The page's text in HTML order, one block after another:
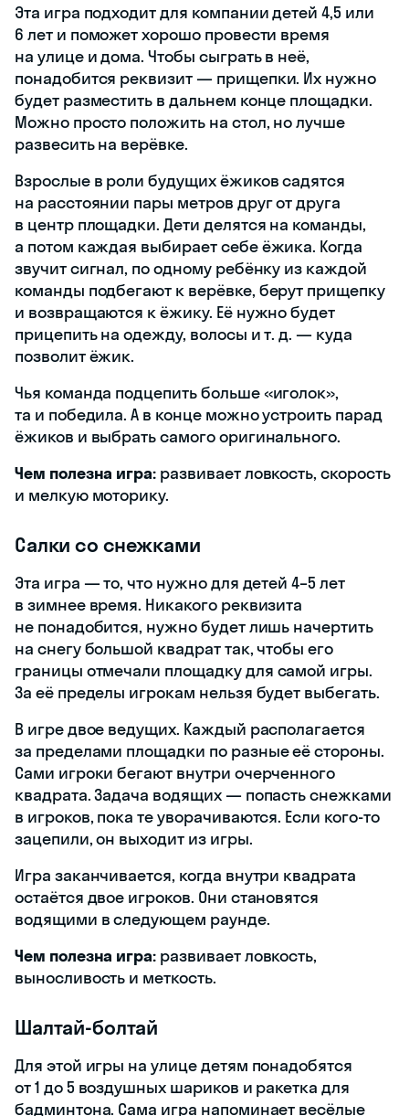
Эта игра подходит для компании детей 4,5 или
6 лет и поможет хорошо провести время
на улице и дома. Чтобы сыграть в неё,
понадобится реквизит — прищепки. Их нужно
будет разместить в дальнем конце площадки.
Можно просто положить на стол, но лучше
развесить на верёвке.
Взрослые в роли будущих ёжиков садятся
на расстоянии пары метров друг от друга
в центр площадки. Дети делятся на команды,
а потом каждая выбирает себе ёжика. Когда
звучит сигнал, по одному ребёнку из каждой
команды подбегают к верёвке, берут прищепку
и возвращаются к ёжику. Её нужно будет
прицепить на одежду, волосы и т. д. — куда
позволит ёжик.
Чья команда подцепить больше «иголок»,
та и победила. А в конце можно устроить парад
ёжиков и выбрать самого оригинального.
Чем полезна игра: развивает ловкость, скорость
и мелкую моторику.
Салки со снежками
Эта игра — то, что нужно для детей 4–5 лет
в зимнее время. Никакого реквизита
не понадобится, нужно будет лишь начертить
на снегу большой квадрат так, чтобы его
границы отмечали площадку для самой игры.
За её пределы игрокам нельзя будет выбегать.
В игре двое ведущих. Каждый располагается
за пределами площадки по разные её стороны.
Сами игроки бегают внутри очерченного
квадрата. Задача водящих — попасть снежками
в игроков, пока те уворачиваются. Если кого-то
зацепили, он выходит из игры.
Игра заканчивается, когда внутри квадрата
остаётся двое игроков. Они становятся
водящими в следующем раунде.
Чем полезна игра: развивает ловкость,
выносливость и меткость.
Шалтай‑болтай
Для этой игры на улице детям понадобятся
от 1 до 5 воздушных шариков и ракетка для
бадминтона. Сама игра напоминает весёлые